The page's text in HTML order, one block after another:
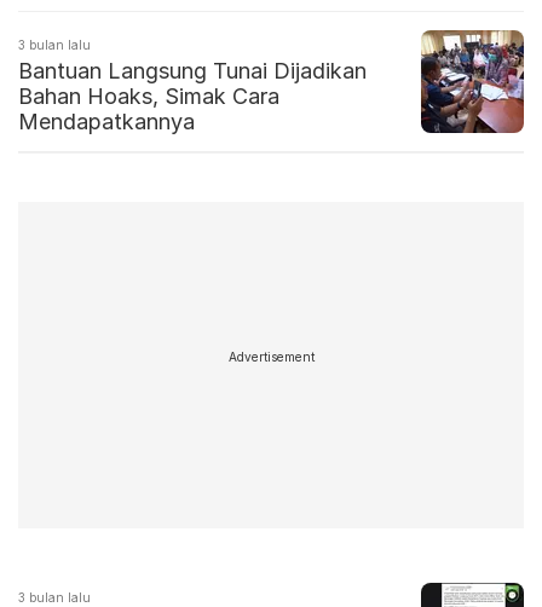
3 bulan lalu
Bantuan Langsung Tunai Dijadikan
Bahan Hoaks, Simak Cara
Mendapatkannya
Advertisement
3 bulan lalu